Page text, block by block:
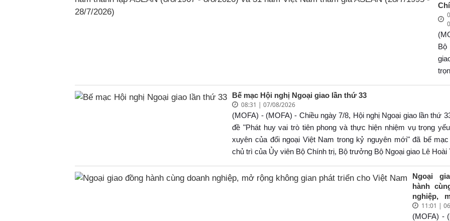
31
28/
(8/
Bế mạc Hội nghị Ngoại giao lần thứ 33
08:31 | 07/08/2026
(MOFA) - (MOFA) - Chiều ngày 7/8, Hội nghị Ngoại giao lần thứ
đề "Phát huy vai trò tiên phong và thực hiện nhiệm vụ trọng
xuyên của đối ngoại Việt Nam trong kỷ nguyên mới" đã bế
chủ trì của Ủy viên Bộ Chính trị, Bộ trưởng Bộ Ngoại giao Lê Hoài
Ngoại
hành
nghiệp,
không
triển cho
11:01 |
(MOFA) -